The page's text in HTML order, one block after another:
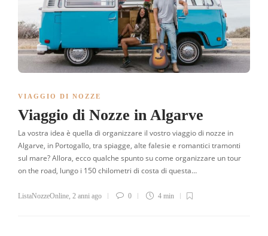
VIAGGIO DI NOZZE
Viaggio di Nozze in Algarve
La vostra idea è quella di organizzare il vostro viaggio di nozze in
Algarve, in Portogallo, tra spiagge, alte falesie e romantici tramonti
sul mare? Allora, ecco qualche spunto su come organizzare un tour
on the road, lungo i 150 chilometri di costa di questa…
ListaNozzeOnline, 2 anni ago 0 4 min